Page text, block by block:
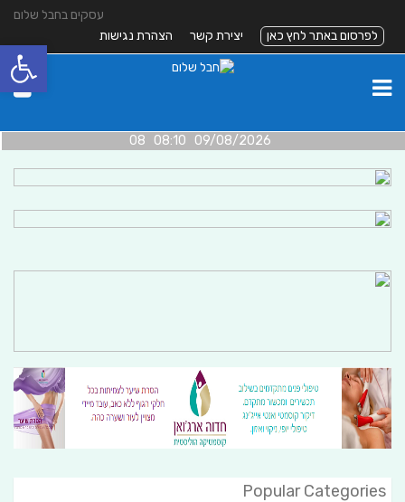
עסקים בחבל שלום
לפרסום באתר לחץ כאן
יצירת קשר הצהרת נגישות
09/08/2026 08:10 08
Popular Categories
פתח